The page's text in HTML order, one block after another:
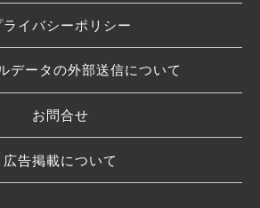
ライバシーポリシー
データの外部送信について
お問合せ
広告掲載について